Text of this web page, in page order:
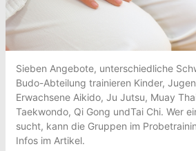
Sieben Angebote, unterschiedliche
Budo-Abteilung trainieren Kinder,
Erwachsene Aikido, Ju Jutsu, Muay
Taekwondo, Qi Gong undTai Chi. Wer
sucht, kann die Gruppen im
Infos im Artikel.